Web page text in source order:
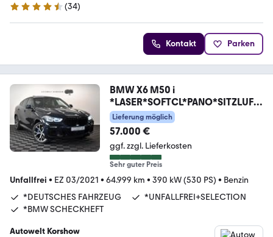
4.7 Sterne
(34)
Kontakt Parken
BMW X6 M50 i
*LASER*SOFTCL*PANO*SITZLUFT
*HUD*MEMORY
Lieferung möglich
57.000 €
ggf. zzgl. Lieferkosten
Sehr guter Preis
Unfallfrei • EZ 03/2021 • 64.999 km • 390 kW (530 PS) • Benzin
*DEUTSCHES FAHRZEUG
*UNFALLFREI+SELECTION
*BMW SCHECKHEFT
Autowelt Korshow